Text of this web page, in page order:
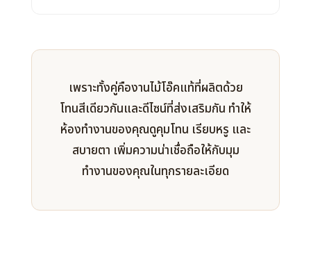
เพราะทั้งคู่คืองานไม้โอ๊คแท้ที่ผลิตด้วย
โทนสีเดียวกันและดีไซน์ที่ส่งเสริมกัน ทำให้
ห้องทำงานของคุณดูคุมโทน เรียบหรู และ
สบายตา เพิ่มความน่าเชื่อถือให้กับมุม
ทำงานของคุณในทุกรายละเอียด